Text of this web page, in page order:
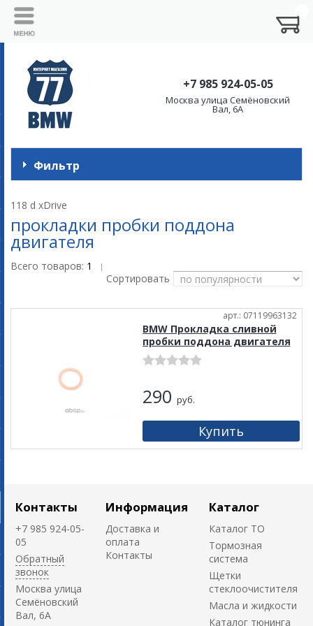
+7 985 924-05-05
Москва улица Семёновский
Вал, 6А
Фильтр
118 d xDrive
прокладки пробки поддона
двигателя
Всего товаров: 1 |
Сортировать
арт.: 07119963132
BMW Прокладка сливной
пробки поддона двигателя
290 руб.
Контакты
+7 985 924-05-
05
Обратный
звонок
Москва улица
Семёновский
Вал, 6А
Информация
Доставка и
оплата
Контакты
Каталог
Каталог ТО
Тормозная
система
Щетки
стеклоочистителя
Масла и жидкости
Каталог тюнинга